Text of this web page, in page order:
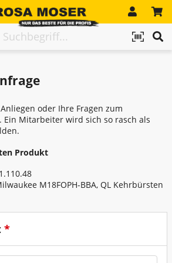
Laserbeschriftung
momentan leer.
- Beleuchtung
oder Ihre Fragen zum
Ein Mitarbeiter wird sich so rasch als
Produkt
M18FOPH-BBA, QL Kehrbürsten
*